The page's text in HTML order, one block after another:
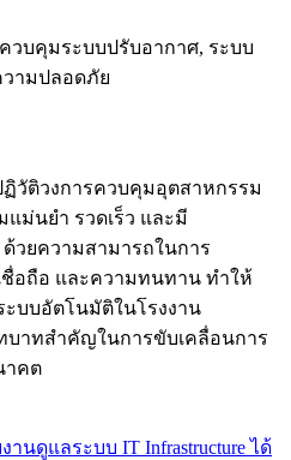
ควบคุมระบบปรับอากาศ, ระบบ
วามปลอดภัย
วัติวงการควบคุมอุตสาหกรรม
ม่นยำ รวดเร็ว และมี
วยความสามารถในการ
อถือ และความทนทาน ทำให้
ะบบอัตโนมัติในโรงงาน
าทสำคัญในการขับเคลื่อนการ
าคต
านดูแลระบบ IT Infrastructure ได้